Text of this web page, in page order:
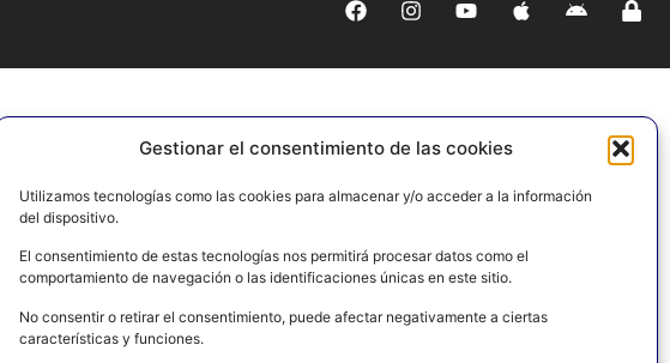
Gestionar el consentimiento de las cookies
Utilizamos tecnologías como las cookies para almacenar y/o acceder a la información
del dispositivo.
El consentimiento de estas tecnologías nos permitirá procesar datos como el
comportamiento de navegación o las identificaciones únicas en este sitio.
No consentir o retirar el consentimiento, puede afectar negativamente a ciertas
características y funciones.